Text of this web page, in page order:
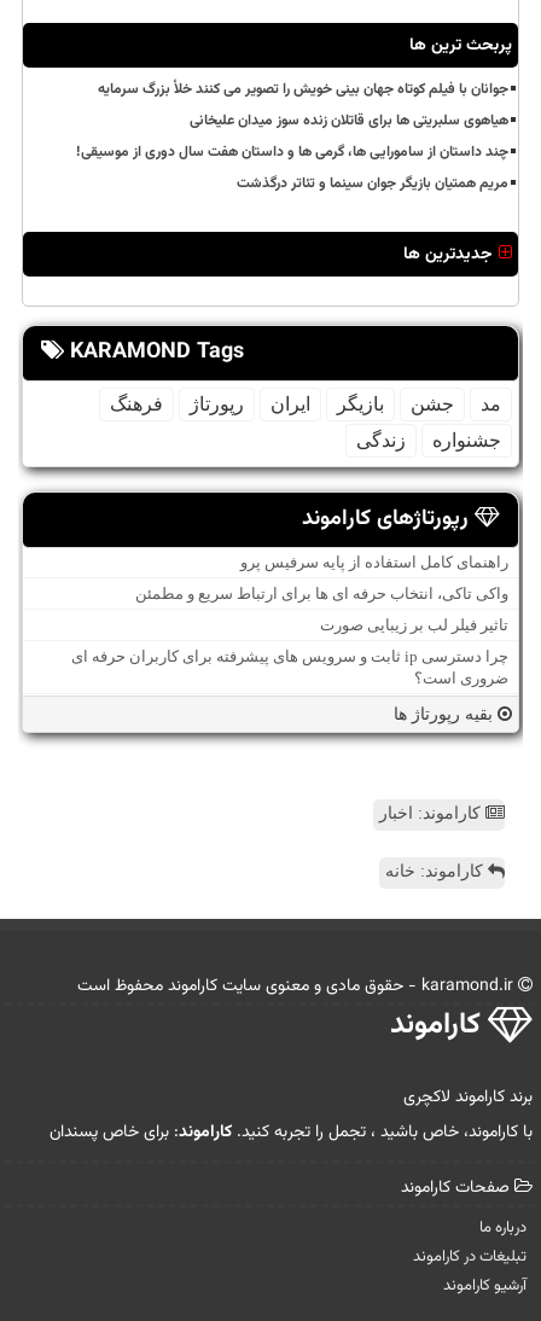
پربحث ترین ها
جوانان با فیلم کوتاه جهان بینی خویش را تصویر می کنند خلأ بزرگ سرمایه
هیاهوی سلبریتی ها برای قاتلان زنده سوز میدان علیخانی
چند داستان از سامورایی ها، گرمی ها و داستان هفت سال دوری از موسیقی!
مریم همتیان بازیگر جوان سینما و تئاتر درگذشت
جدیدترین ها
KARAMOND Tags
مد جشن بازیگر ایران رپورتاژ
فرهنگ
جشنواره
زندگی
رپورتاژهای کاراموند
راهنمای کامل استفاده از پایه سرفیس پرو
واکی تاکی، انتخاب حرفه ای ها برای ارتباط سریع و مطمئن
تاثیر فیلر لب بر زیبایی صورت
چرا دسترسی ip ثابت و سرویس های پیشرفته برای کاربران حرفه ای
ضروری است؟
بقیه رپورتاژ ها
کاراموند: اخبار
کاراموند: خانه
كاراموند
برند کاراموند لاکچری
با کاراموند، خاص باشید ، تجمل را تجربه کنید. کاراموند: برای خاص پسندان
صفحات كاراموند
درباره ما
تبلیغات در كاراموند
آرشیو كاراموند